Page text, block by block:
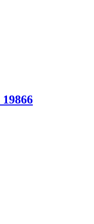
19866